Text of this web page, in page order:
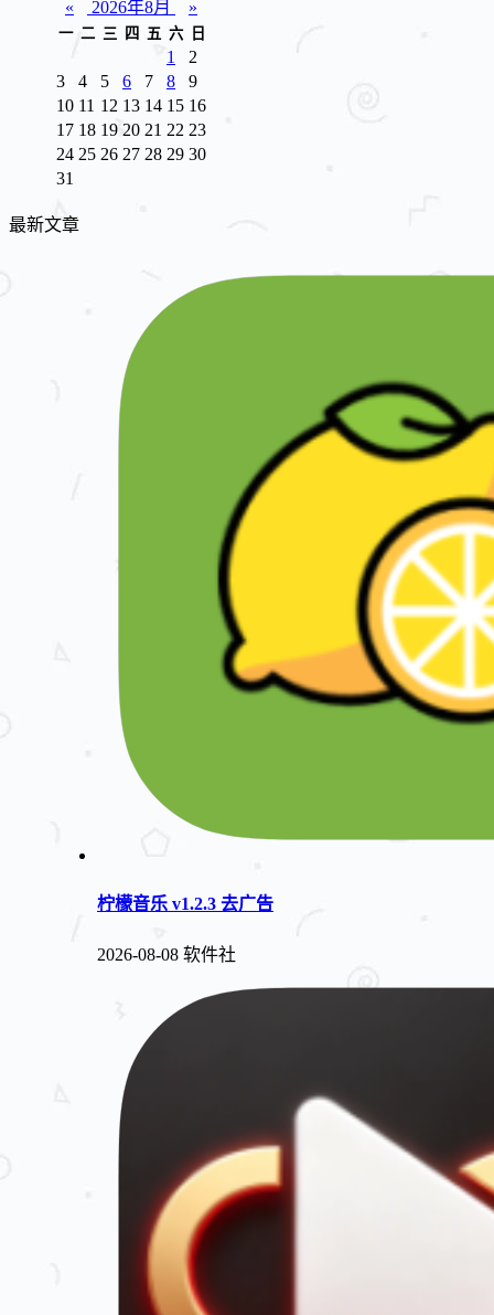
« 2026年8月 »
一 二 三 四 五 六 日
1
2
3
4 5 6 7 8
9
10 11 12 13 14 15 16
17 18 19 20 21 22 23
24 25 26 27 28 29 30
31
最新文章
柠檬音乐 v1.2.3 去广告
2026-08-08 软件社